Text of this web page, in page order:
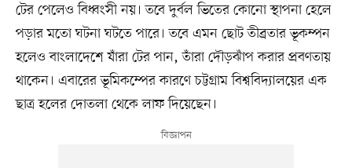
টের পেলেও বিধ্বংসী নয়। তবে দুর্বল ভিতের কোনো স্থাপনা হেলে
পড়ার মতো ঘটনা ঘটতে পারে। তবে এমন ছোট তীব্রতার ভূকম্পন
হলেও বাংলাদেশে যাঁরা টের পান, তাঁরা দৌড়ঝাঁপ করার প্রবণতায়
থাকেন। এবারের ভূমিকম্পের কারণে চট্টগ্রাম বিশ্ববিদ্যালয়ের এক
ছাত্র হলের দোতলা থেকে লাফ দিয়েছেন।